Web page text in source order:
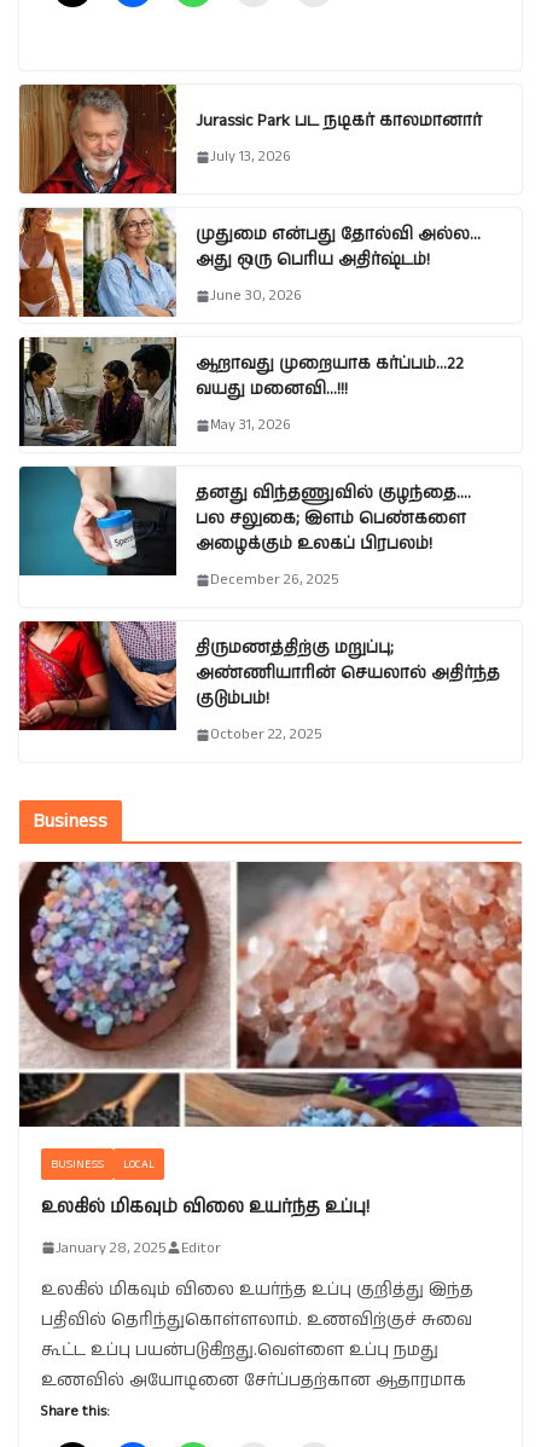
Jurassic Park பட நடிகர் காலமானார்
July 13, 2026
முதுமை என்பது தோல்வி அல்ல…
அது ஒரு பெரிய அதிர்ஷ்டம்!
June 30, 2026
ஆறாவது முறையாக கர்ப்பம்…22
வயது மனைவி…!!!
May 31, 2026
தனது விந்தணுவில் குழந்தை….
பல சலுகை; இளம் பெண்களை
அழைக்கும் உலகப் பிரபலம்!
December 26, 2025
திருமணத்திற்கு மறுப்பு;
அண்ணியாரின் செயலால் அதிர்ந்த
குடும்பம்!
October 22, 2025
Business
BUSINESS LOCAL
உலகில் மிகவும் விலை உயர்ந்த உப்பு!
January 28, 2025 Editor
உலகில் மிகவும் விலை உயர்ந்த உப்பு குறித்து இந்த
பதிவில் தெரிந்துகொள்ளலாம். உணவிற்குச் சுவை
கூட்ட உப்பு பயன்படுகிறது.வெள்ளை உப்பு நமது
உணவில் அயோடினை சேர்ப்பதற்கான ஆதாரமாக
Share this: